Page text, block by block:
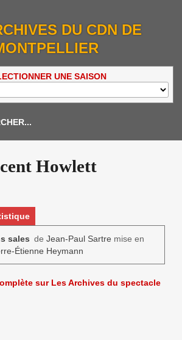
DU CDN DE
UNE SAISON
Howlett
sales de Jean-Paul Sartre mise en
Étienne Heymann
sur Les Archives du spectacle